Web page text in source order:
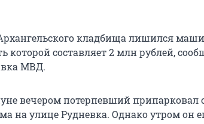
кладбища лишился
составляет 2 млн рублей,
МВД.
вечером потерпевший припарковал
на улице Рудневка. Однако утром он